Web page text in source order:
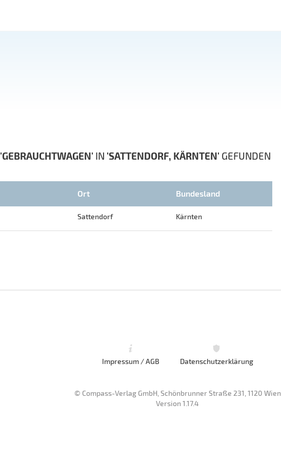
'GEBRAUCHTWAGEN' IN 'SATTENDORF, KÄRNTEN' GEFUNDEN
Ort Bundesland
Sattendorf Kärnten
Impressum / AGB Datenschutzerklärung
© Compass-Verlag GmbH, Schönbrunner Straße 231, 1120 Wien
Version 1.17.4